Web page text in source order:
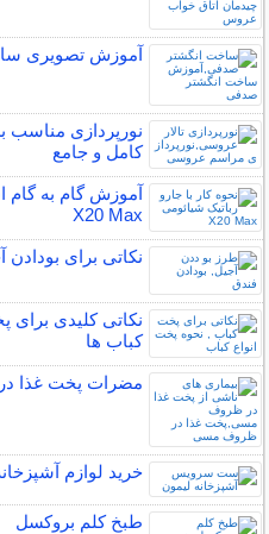
آموزش تصویری
نورپردازی مناسب
کامل و جامع
آموزش گام به گام
X20 Max
نکاتی برای بودادن
نکاتی کلیدی
کباب ها
مضرات پخت غذا
خرید لوازم
طبخ کلم بروکسل